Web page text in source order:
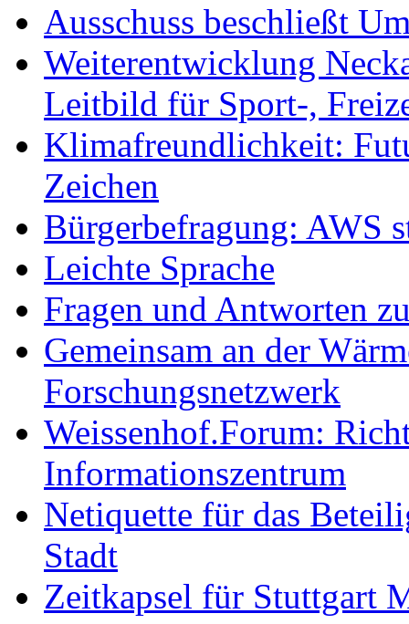
Ausschuss beschließt
Weiterentwicklung
Leitbild für Sport-,
Klimafreundlichkeit:
Zeichen
Bürgerbefragung: AWS
Leichte Sprache
Fragen und Antworten
Gemeinsam an der
Forschungsnetzwerk
Weissenhof.Forum:
Informationszentrum
Netiquette für das
Stadt
Zeitkapsel für Stuttgart